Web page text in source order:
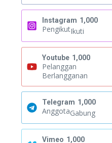
Instagram 1,000
PengikutIkuti
Youtube 1,000
Pelanggan
Berlangganan
Telegram 1,000
AnggotaGabung
Vimeo 1,000